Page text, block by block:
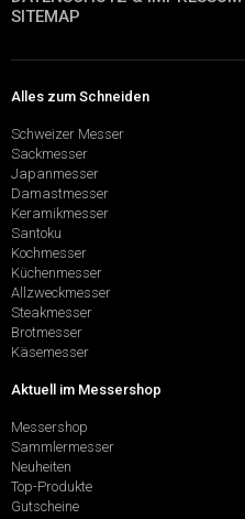
SITEMAP
Alles zum Schneiden
Schweizer Messer
Sackmesser
Japanmesser
Damastmesser
Keramikmesser
Santoku
Kochmesser
Küchenmesser
Allzweckmesser
Steakmesser
Brotmesser
Käsemesser
Aktuell im Messershop
Messershop
Sammlermesser
Neuheiten
Top-Produkte
Gutscheine